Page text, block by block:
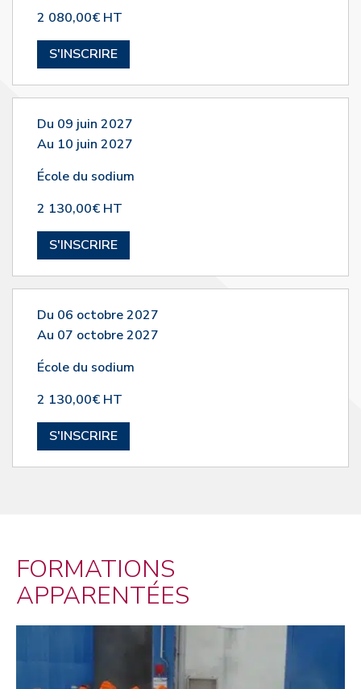
2 080,00€ HT
S'INSCRIRE
Du 09 juin 2027
Au 10 juin 2027
École du sodium
2 130,00€ HT
S'INSCRIRE
Du 06 octobre 2027
Au 07 octobre 2027
École du sodium
2 130,00€ HT
S'INSCRIRE
FORMATIONS
APPARENTÉES